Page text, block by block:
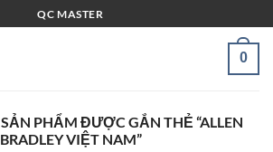
QC MASTER
0
SẢN PHẨM ĐƯỢC GẮN THẺ “ALLEN
BRADLEY VIỆT NAM”